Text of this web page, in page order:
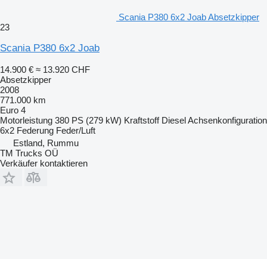
Scania P380 6x2 Joab Absetzkipper
23
Scania P380 6x2 Joab
14.900 € ≈ 13.920 CHF
Absetzkipper
2008
771.000 km
Euro 4
Motorleistung 380 PS (279 kW) Kraftstoff DieselAchsenkonfiguration
6x2 Federung Feder/Luft
Estland, Rummu
TM Trucks OÜ
Verkäufer kontaktieren